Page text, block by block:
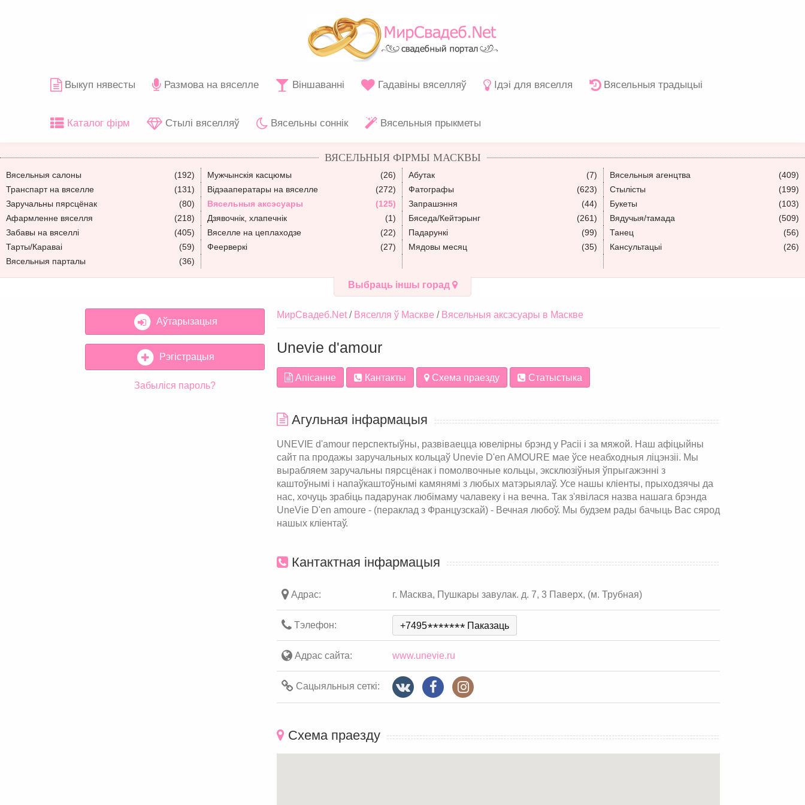
Выкуп нявесты Размова на вяселле Віншаванні Гадавіны вяселляў Ідэі для вяселля Вясельныя традыцыі
Каталог фірм Стылі вяселляў Вясельны соннік Вясельныя прыкметы
ВЯСЕЛЬНЫЯ ФІРМЫ МАСКВЫ
Вясельныя салоны (192) Мужчынскія касцюмы (26) Абутак (7) Вясельныя агенцтва
(409)
Транспарт на вяселле
(131) Відэааператары на вяселле (272) Фатографы (623) Стылісты
(199)
Заручальны пярсцёнак
(80) Вясельныя аксэсуары (125) Запрашэння (44) Букеты
(103)
Афармленне вяселля
(218) Дзявочнік, хлапечнік (1) Бяседа/Кейтэрынг (261) Вядучыя/тамада
(509)
Забавы на вяселлі
(405) Вяселле на цеплаходзе (22) Падарункі (99) Танец
(56)
Тарты/Караваі
(59) Феерверкі (27) Мядовы месяц (35) Кансультацыі
(26)
Вясельныя парталы
(36)
Выбраць іншы горад
МирСвадеб.Net Вяселля ў Маскве Вясельныя аксэсуары в Маскве
Unevie d'amour
Апісанне Кантакты Схема праезду Статыстыка
Агульная інфармацыя
UNEVIE d'amour перспектыўны, развіваецца ювелірны брэнд у Расіі і за мяжой. Наш афіцыйны
сайт па продажы заручальных кольцаў Unevie D'en AMOURE мае ўсе неабходныя ліцэнзіі. Мы
вырабляем заручальны пярсцёнак і помолвочные кольцы, эксклюзіўныя ўпрыгажэнні з
каштоўнымі і напаўкаштоўнымі камянямі з любых матэрыялаў. Усе нашы кліенты, прыходзячы да
нас, хочуць зрабіць падарунак любімаму чалавеку і на вечна. Так з'явілася назва нашага брэнда
UneVie D'en amoure - (пераклад з Французскай) - Вечная любоў. Мы будзем рады бачыць Вас сярод
нашых кліентаў.
Кантактная інфармацыя
Адрас: г. Масква, Пушкары завулак. д. 7, 3 Паверх, (м. Трубная)
Тэлефон: +7495******* Паказаць
Адрас сайта: www.unevie.ru
Сацыяльныя сеткі:
Схема праезду
Аўтарызацыя
Рэгістрацыя
Забыліся пароль?